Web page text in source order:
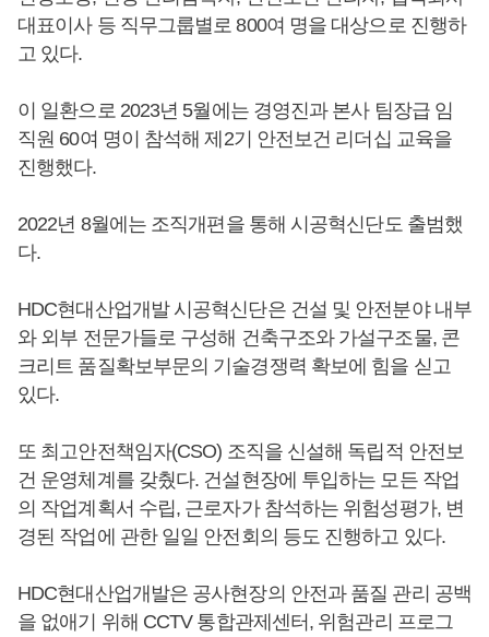
대표이사 등 직무그룹별로 800여 명을 대상으로 진행하
고 있다.
이 일환으로 2023년 5월에는 경영진과 본사 팀장급 임
직원 60여 명이 참석해 제2기 안전보건 리더십 교육을
진행했다.
2022년 8월에는 조직개편을 통해 시공혁신단도 출범했
다.
HDC현대산업개발 시공혁신단은 건설 및 안전분야 내부
와 외부 전문가들로 구성해 건축구조와 가설구조물, 콘
크리트 품질확보부문의 기술경쟁력 확보에 힘을 싣고
있다.
또 최고안전책임자(CSO) 조직을 신설해 독립적 안전보
건 운영체계를 갖췄다. 건설현장에 투입하는 모든 작업
의 작업계획서 수립, 근로자가 참석하는 위험성평가, 변
경된 작업에 관한 일일 안전회의 등도 진행하고 있다.
HDC현대산업개발은 공사현장의 안전과 품질 관리 공백
을 없애기 위해 CCTV 통합관제센터, 위험관리 프로그